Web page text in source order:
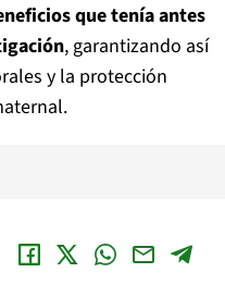
que tenía antes
, garantizando así
y la protección